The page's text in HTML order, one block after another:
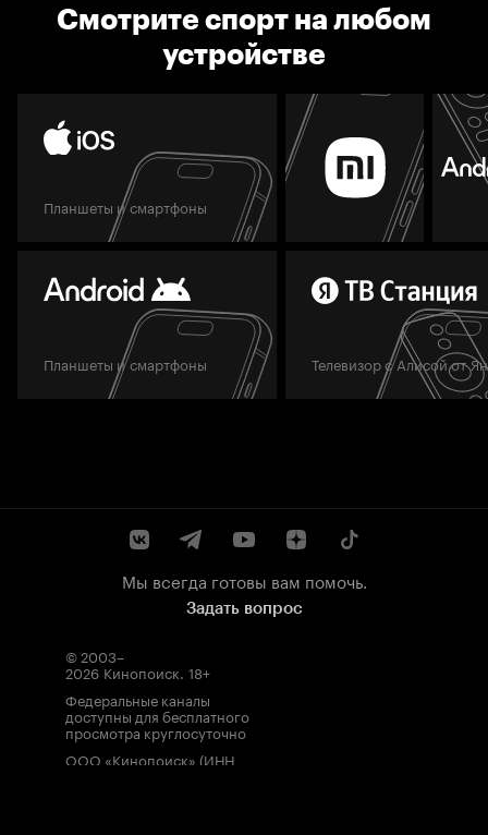
Смотрите спорт на любом
устройстве
Планшеты и смартфоны
Планшеты и смартфоны Телевизор с Алисой от
Мы всегда готовы вам помочь.
Задать вопрос
© 2003–
2026 Кинопоиск 18+
Федеральные каналы
доступны для бесплатного
просмотра круглосуточно
ООО «Кинопоиск» (ИНН